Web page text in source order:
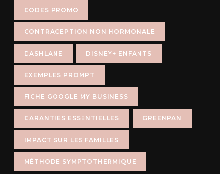
CODES PROMO
CONTRACEPTION NON HORMONALE
DASHLANE DISNEY+ ENFANTS
EXEMPLES PROMPT
FICHE GOOGLE MY BUSINESS
GARANTIES ESSENTIELLES GREENPAN
IMPACT SUR LES FAMILLES
MÉTHODE SYMPTOTHERMIQUE